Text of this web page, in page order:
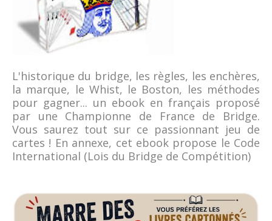
L'historique du bridge, les règles, les enchères,
la marque, le Whist, le Boston, les méthodes
pour gagner... un ebook en français proposé
par une Championne de France de Bridge.
Vous saurez tout sur ce passionnant jeu de
cartes ! En annexe, cet ebook propose le Code
International (Lois du Bridge de Compétition)